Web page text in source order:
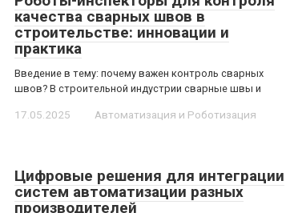
качества сварных швов в
строительстве: инновации и
практика
Введение в тему: почему важен контроль сварных
швов? В строительной индустрии сварные швы и
17.05.2025 Автоматизация и Роботизация
Цифровые решения для интеграции
систем автоматизации разных
производителей